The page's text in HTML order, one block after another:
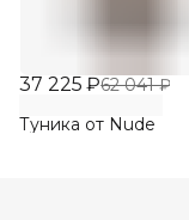
37 225 ₽62 041 ₽
Туника от Nude